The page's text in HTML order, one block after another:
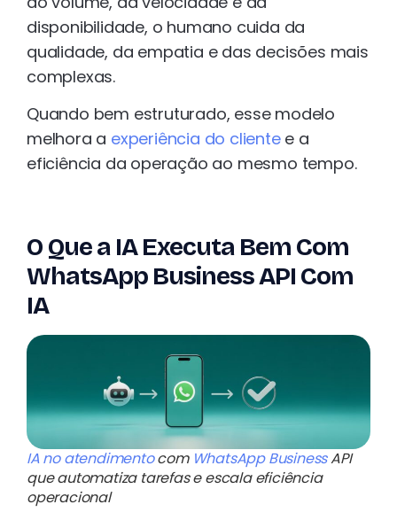
disponibilidade, o humano cuida da
qualidade, da empatia e das decisões mais
complexas.
Quando bem estruturado, esse modelo
melhora a experiência do clientee a
eficiência da operação ao mesmo tempo.
O Que a IA Executa Bem Com
WhatsApp Business API Com
IA
IA no atendimentocom WhatsApp BusinessAPI
que automatiza tarefas e escala eficiência
operacional